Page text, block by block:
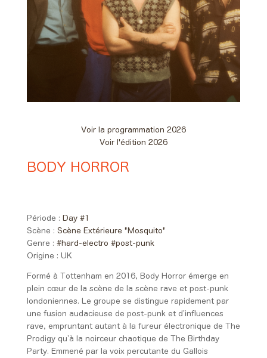
Voir la programmation 2026
Voir l'édition 2026
BODY HORROR
Période : Day #1
Scène : Scène Extérieure "Mosquito"
Genre : #hard-electro #post-punk
Origine : UK
Formé à Tottenham en 2016, Body Horror émerge en
plein cœur de la scène de la scène rave et post-punk
londoniennes. Le groupe se distingue rapidement par
une fusion audacieuse de post-punk et d’influences
rave, empruntant autant à la fureur électronique de The
Prodigy qu’à la noirceur chaotique de The Birthday
Party. Emmené par la voix percutante du Gallois